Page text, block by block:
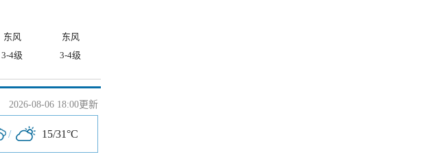
东风
东风
3-4级 3-4级
2026-08-06 18:00更新
/ 15/31°C